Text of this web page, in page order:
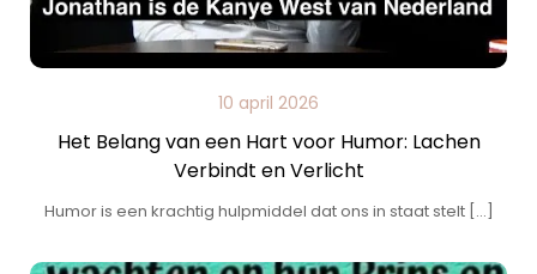
10 april 2026
Het Belang van een Hart voor Humor: Lachen
Verbindt en Verlicht
Humor is een krachtig hulpmiddel dat ons in staat stelt […]